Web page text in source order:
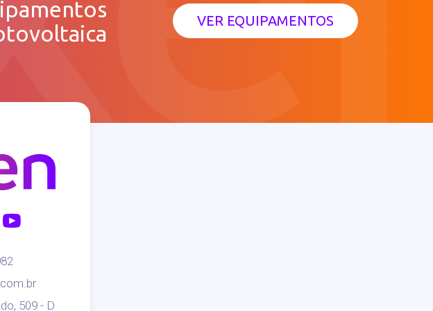
VER EQUIPAMENTOS
509 - D